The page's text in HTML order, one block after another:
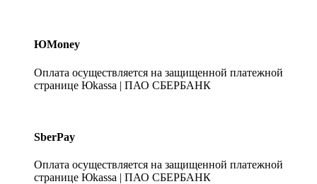
ЮMoney
Оплата осуществляется на защищенной платежной
странице Юkassa | ПАО СБЕРБАНК
SberPay
Оплата осуществляется на защищенной платежной
странице Юkassa | ПАО СБЕРБАНК